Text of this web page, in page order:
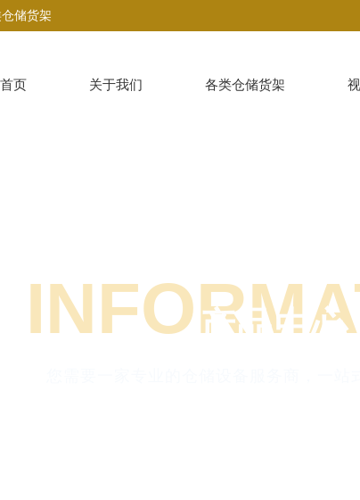
储货架
首页 关于我们 各类仓储货架
产品中心